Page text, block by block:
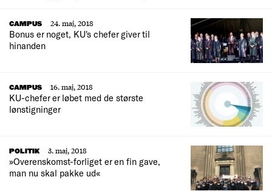
CAMPUS
24. maj, 2018
Bonus er noget, KU's chefer giver til
hinanden
CAMPUS
16. maj, 2018
KU-chefer er løbet med de største
lønstigninger
POLITIK
3. maj, 2018
»Overenskomst-forliget er en fin gave,
man nu skal pakke ud«